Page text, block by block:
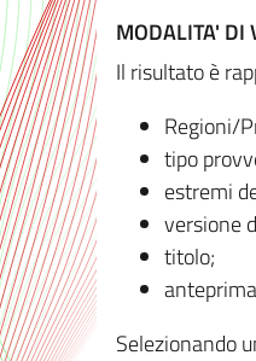
MODALITA' DI
Il risultato è
Regioni/
tipo
estremi
versione
titolo;
Selezionando